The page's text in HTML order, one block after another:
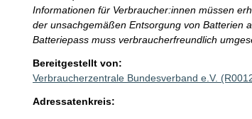
Informationen für Verbraucher:innen müssen
der unsachgemäßen Entsorgung von Batterien
Batteriepass muss verbraucherfreundlich
Bereitgestellt von:
Verbraucherzentrale Bundesverband e.V.
Adressatenkreis: